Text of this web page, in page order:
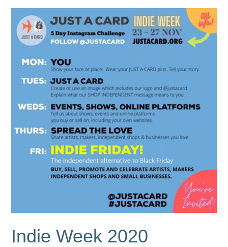
Edle
Strick-
Produkte
Indie Week 2020